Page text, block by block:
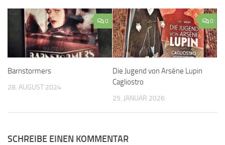
0
Barnstormers
28. AUGUST 2024
0
Die Jugend von Arsène Lupin
Cagliostro
25. JANUAR 2026
SCHREIBE EINEN KOMMENTAR